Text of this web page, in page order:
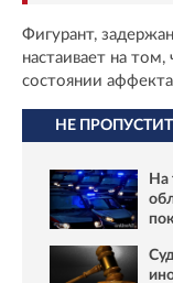
Фигурант,
настаивает на
состоянии
НЕ
На